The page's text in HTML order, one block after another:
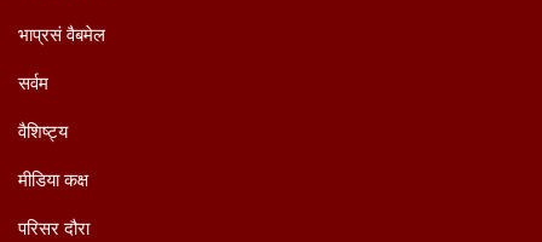
भाप्रसं वैबमेल
सर्वम
वैशिष्ट्य
मीडिया कक्ष
परिसर दौरा